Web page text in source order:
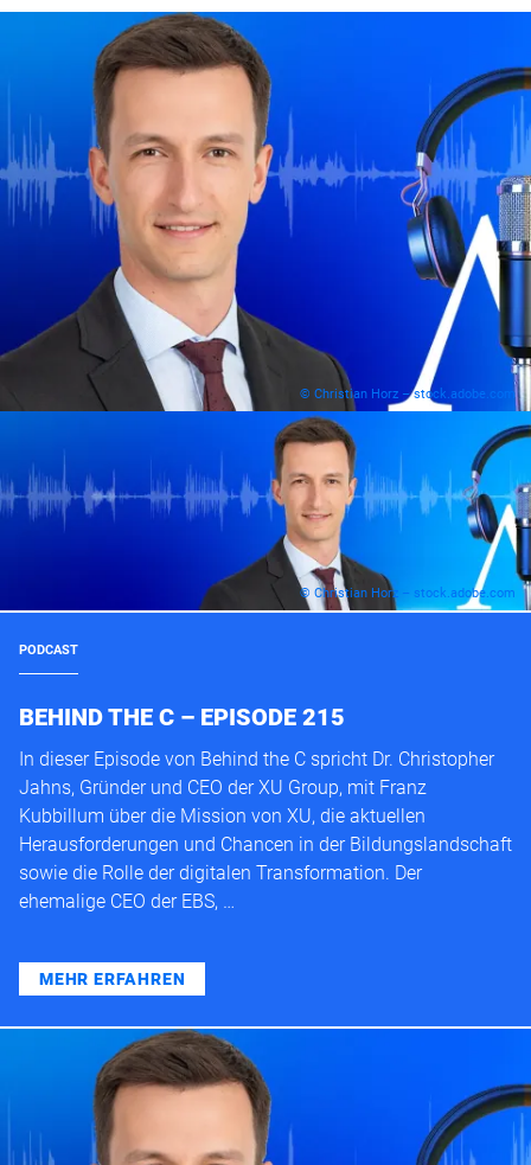
© Christian Horz – stock.adobe.com
© Christian Horz – stock.adobe.com
PODCAST
BEHIND THE C – EPISODE 215
In dieser Episode von Behind the C spricht Dr. Christopher
Jahns, Gründer und CEO der XU Group, mit Franz
Kubbillum über die Mission von XU, die aktuellen
Herausforderungen und Chancen in der Bildungslandschaft
sowie die Rolle der digitalen Transformation. Der
ehemalige CEO der EBS, …
MEHR ERFAHREN